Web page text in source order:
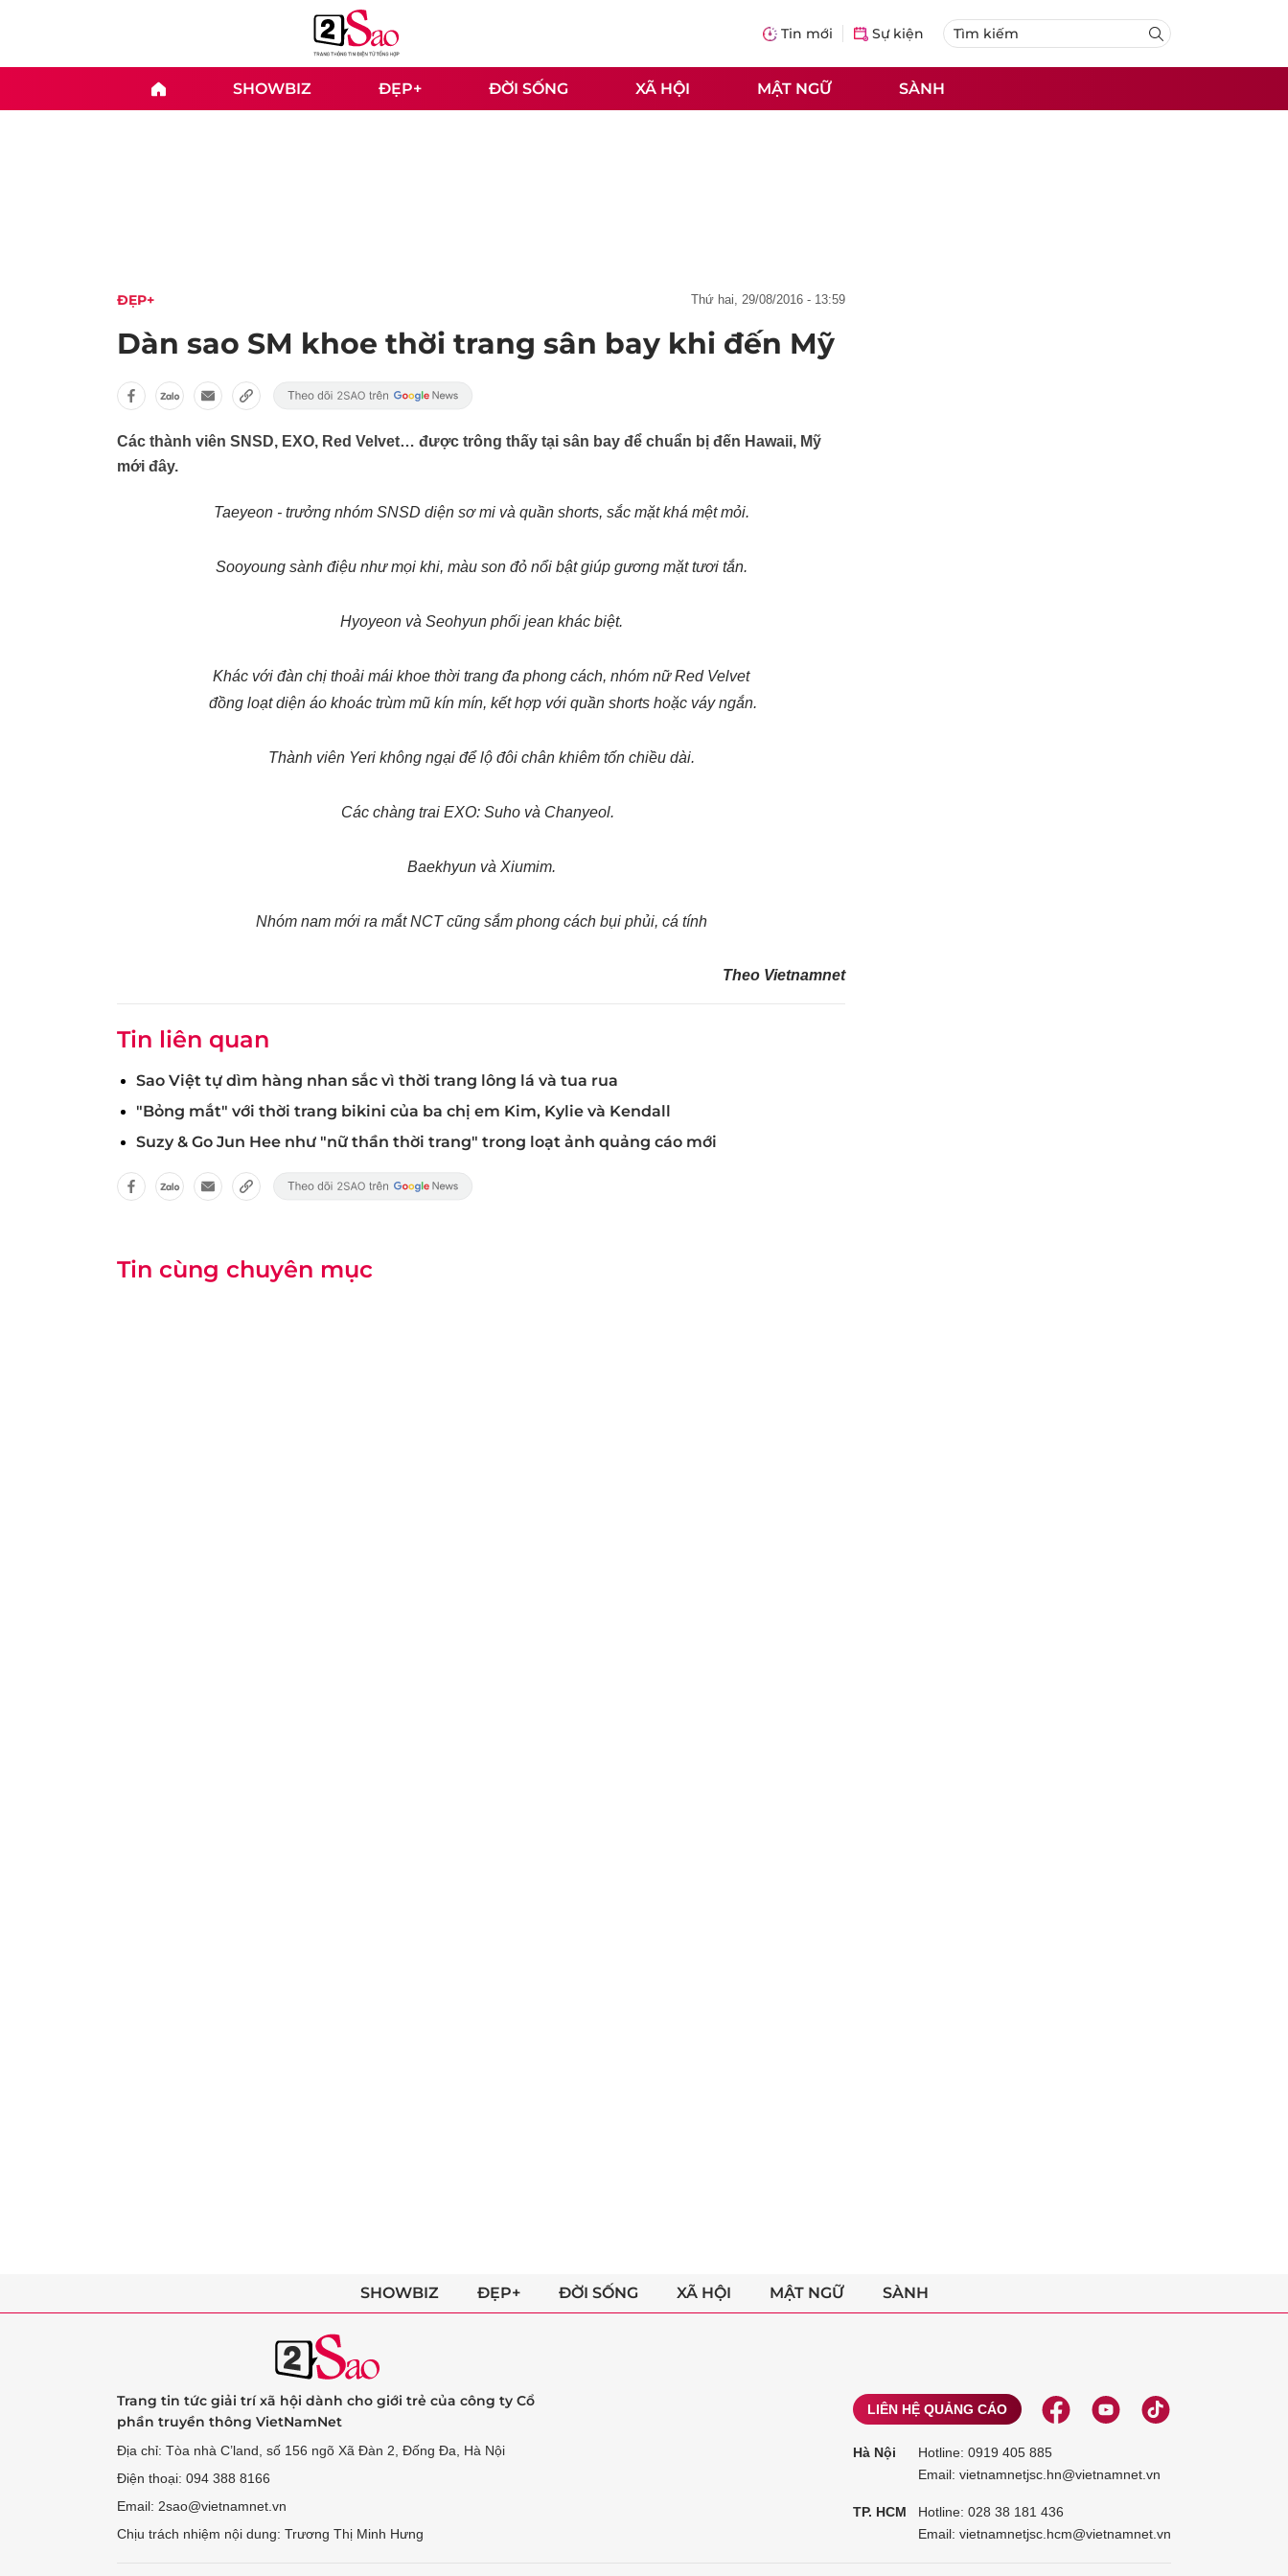
Tin mới Sự kiện
SHOWBIZ ĐẸP+ ĐỜI SỐNG XÃ HỘI MẬT NGỮ SÀNH
ĐẸP+ thứ hai, 29/08/2016 - 13:59
Dàn sao SM khoe thời trang sân bay khi đến Mỹ
Các thành viên SNSD, EXO, Red Velvet… được trông thấy tại sân bay để chuẩn bị đến Hawaii, Mỹ
mới đây.
Taeyeon - trưởng nhóm SNSD diện sơ mi và quần shorts, sắc mặt khá mệt mỏi.
Sooyoung sành điệu như mọi khi, màu son đỏ nổi bật giúp gương mặt tươi tắn.
Hyoyeon và Seohyun phối jean khác biệt.
Khác với đàn chị thoải mái khoe thời trang đa phong cách, nhóm nữ Red Velvet
đồng loạt diện áo khoác trùm mũ kín mín, kết hợp với quần shorts hoặc váy ngắn.
Thành viên Yeri không ngại để lộ đôi chân khiêm tốn chiều dài.
Các chàng trai EXO: Suho và Chanyeol.
Baekhyun và Xiumim.
Nhóm nam mới ra mắt NCT cũng sắm phong cách bụi phủi, cá tính
Theo Vietnamnet
Tin liên quan
Sao Việt tự dìm hàng nhan sắc vì thời trang lông lá và tua rua
"Bỏng mắt" với thời trang bikini của ba chị em Kim, Kylie và Kendall
Suzy & Go Jun Hee như "nữ thần thời trang" trong loạt ảnh quảng cáo mới
Tin cùng chuyên mục
SHOWBIZ ĐẸP+ ĐỜI SỐNG XÃ HỘI MẬT NGỮ SÀNH
Trang tin tức giải trí xã hội dành cho giới trẻ của công ty Cổ
phần truyền thông VietNamNet
Địa chỉ: Tòa nhà C’land, số 156 ngõ Xã Đàn 2, Đống Đa, Hà Nội
Điện thoại: 094 388 8166
Email: 2sao@vietnamnet.vn
Chịu trách nhiệm nội dung: Trương Thị Minh Hưng
LIÊN HỆ QUẢNG CÁO
Hà Nội Hotline: 0919 405 885
Email: vietnamnetjsc.hn@vietnamnet.vn
TP. HCM Hotline: 028 38 181 436
Email: vietnamnetjsc.hcm@vietnamnet.vn